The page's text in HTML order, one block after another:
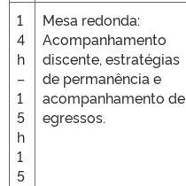
1
4
h
–
1
5
h
1
5
Mesa redonda:
Acompanhamento
discente, estratégias
de permanência e
acompanhamento de
egressos.